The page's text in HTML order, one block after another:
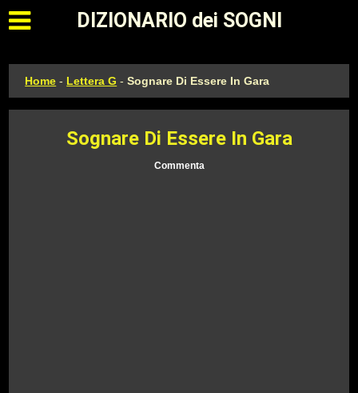
Apri il menu principale
DIZIONARIO dei SOGNI
Home - Lettera G -Sognare Di Essere In Gara
Sognare Di Essere In Gara
Commenta